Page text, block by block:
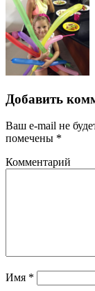
Добавить
Ваш e-mail не
помечены *
Комментарий
Имя *